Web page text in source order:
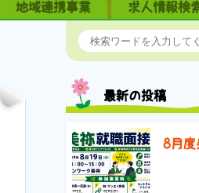
地域連携事業 求人情報検
最新の投稿
8月度